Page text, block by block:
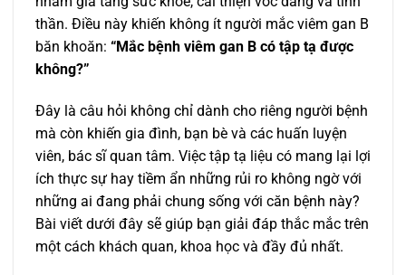
thần. Điều này khiến không ít người mắc viêm gan B
băn khoăn: “Mắc bệnh viêm gan B có tập tạ được
không?”
Đây là câu hỏi không chỉ dành cho riêng người bệnh
mà còn khiến gia đình, bạn bè và các huấn luyện
viên, bác sĩ quan tâm. Việc tập tạ liệu có mang lại lợi
ích thực sự hay tiềm ẩn những rủi ro không ngờ với
những ai đang phải chung sống với căn bệnh này?
Bài viết dưới đây sẽ giúp bạn giải đáp thắc mắc trên
một cách khách quan, khoa học và đầy đủ nhất.